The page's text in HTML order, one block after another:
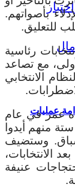
واختبار استدامة عمليات
بأصواتهم.
للتعليق.
رئاسية
مع تصاعد
الانتخابي
والده عمر في عام
أمام 18 منافسا، ستة منهم أيدوا
وستضيف
الانتخابات،
عنيفة